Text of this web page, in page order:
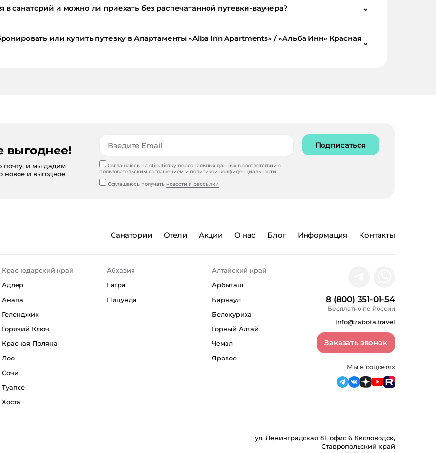
санаторий и можно ли приехать без распечатанной путевки-ваучера? ⌄
путевку в Апартаменты «Alba Inn Apartments» / «Альба Инн» Красная
⌄
выгоднее!
почту, и мы дадим
новое и выгодное
Соглашаюсь на обработку персональных данных в соответствии с
пользовательским соглашением и политикой конфиденциальности
Соглашаюсь получать новости и рассылки
Подписаться
Санатории Отели Акции О нас Блог Информация Контакты
Краснодарский край
Адлер
Анапа
Геленджик
Горячий Ключ
Красная Поляна
Лоо
Сочи
Туапсе
Хоста
Абхазия
Гагра
Пицунда
Алтайский край
Арбыташ
Барнаул
Белокуриха
Горный Алтай
Чемал
Яровое
8 (800) 351-01-54
Бесплатно по России
info@zabota.travel
Заказать звонок
Мы в соцсетях
ул. Ленинградская 81, офис 6 Кисловодск,
Ставропольский край